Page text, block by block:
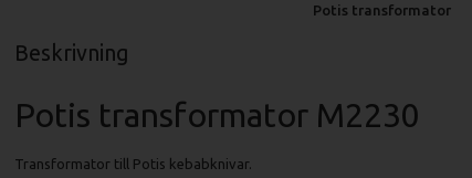
Potis transformator
Beskrivning
Potis transformator M2230
Transformator till Potis kebabknivar.